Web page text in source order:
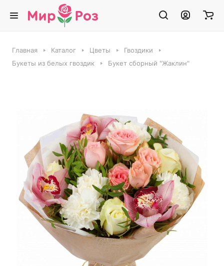
Главная Каталог Цветы
Гвоздики
Букеты из белых гвоздик
Букет сборный "Жаклин"